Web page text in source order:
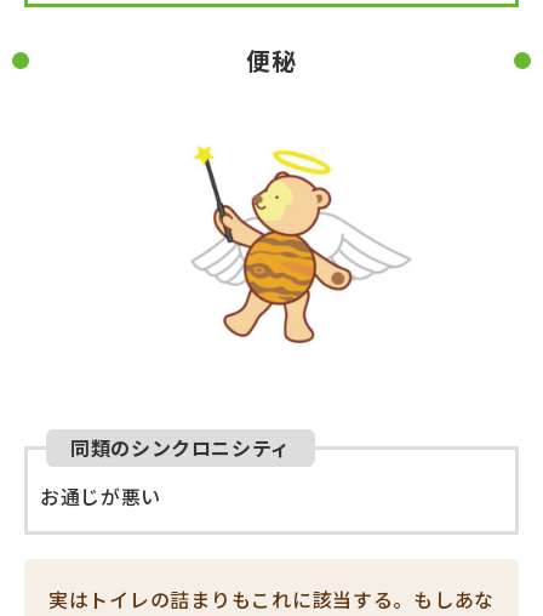
便秘
同類のシンクロニシティ
お通じが悪い
実はトイレの詰まりもこれに該当する。もしあな